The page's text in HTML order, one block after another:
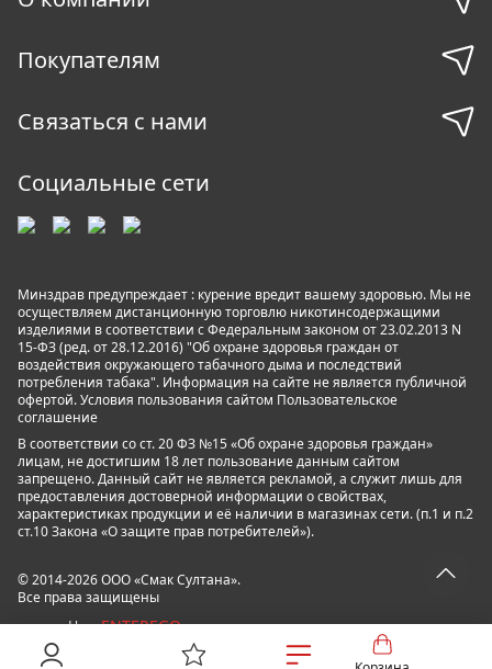
Покупателям
Связаться с нами
Социальные сети
Минздрав предупреждает : курение вредит вашему здоровью. Мы не
осуществляем дистанционную торговлю никотинсодержащими
изделиями в соответствии с Федеральным законом от 23.02.2013 N
15-ФЗ (ред. от 28.12.2016) "Об охране здоровья граждан от
воздействия окружающего табачного дыма и последствий
потребления табака". Информация на сайте не является публичной
офертой. Условия пользования сайтом Пользовательское
соглашение
В соответствии со ст. 20 ФЗ №15 «Об охране здоровья граждан»
лицам, не достигшим 18 лет пользование данным сайтом
запрещено. Данный сайт не является рекламой, а служит лишь для
предоставления достоверной информации о свойствах,
характеристиках продукции и её наличии в магазинах сети. (п.1 и п.2
ст.10 Закона «О защите прав потребителей»).
© 2014-2026 ООО «Смак Султана».
Все права защищены
powered by ENTEREGO